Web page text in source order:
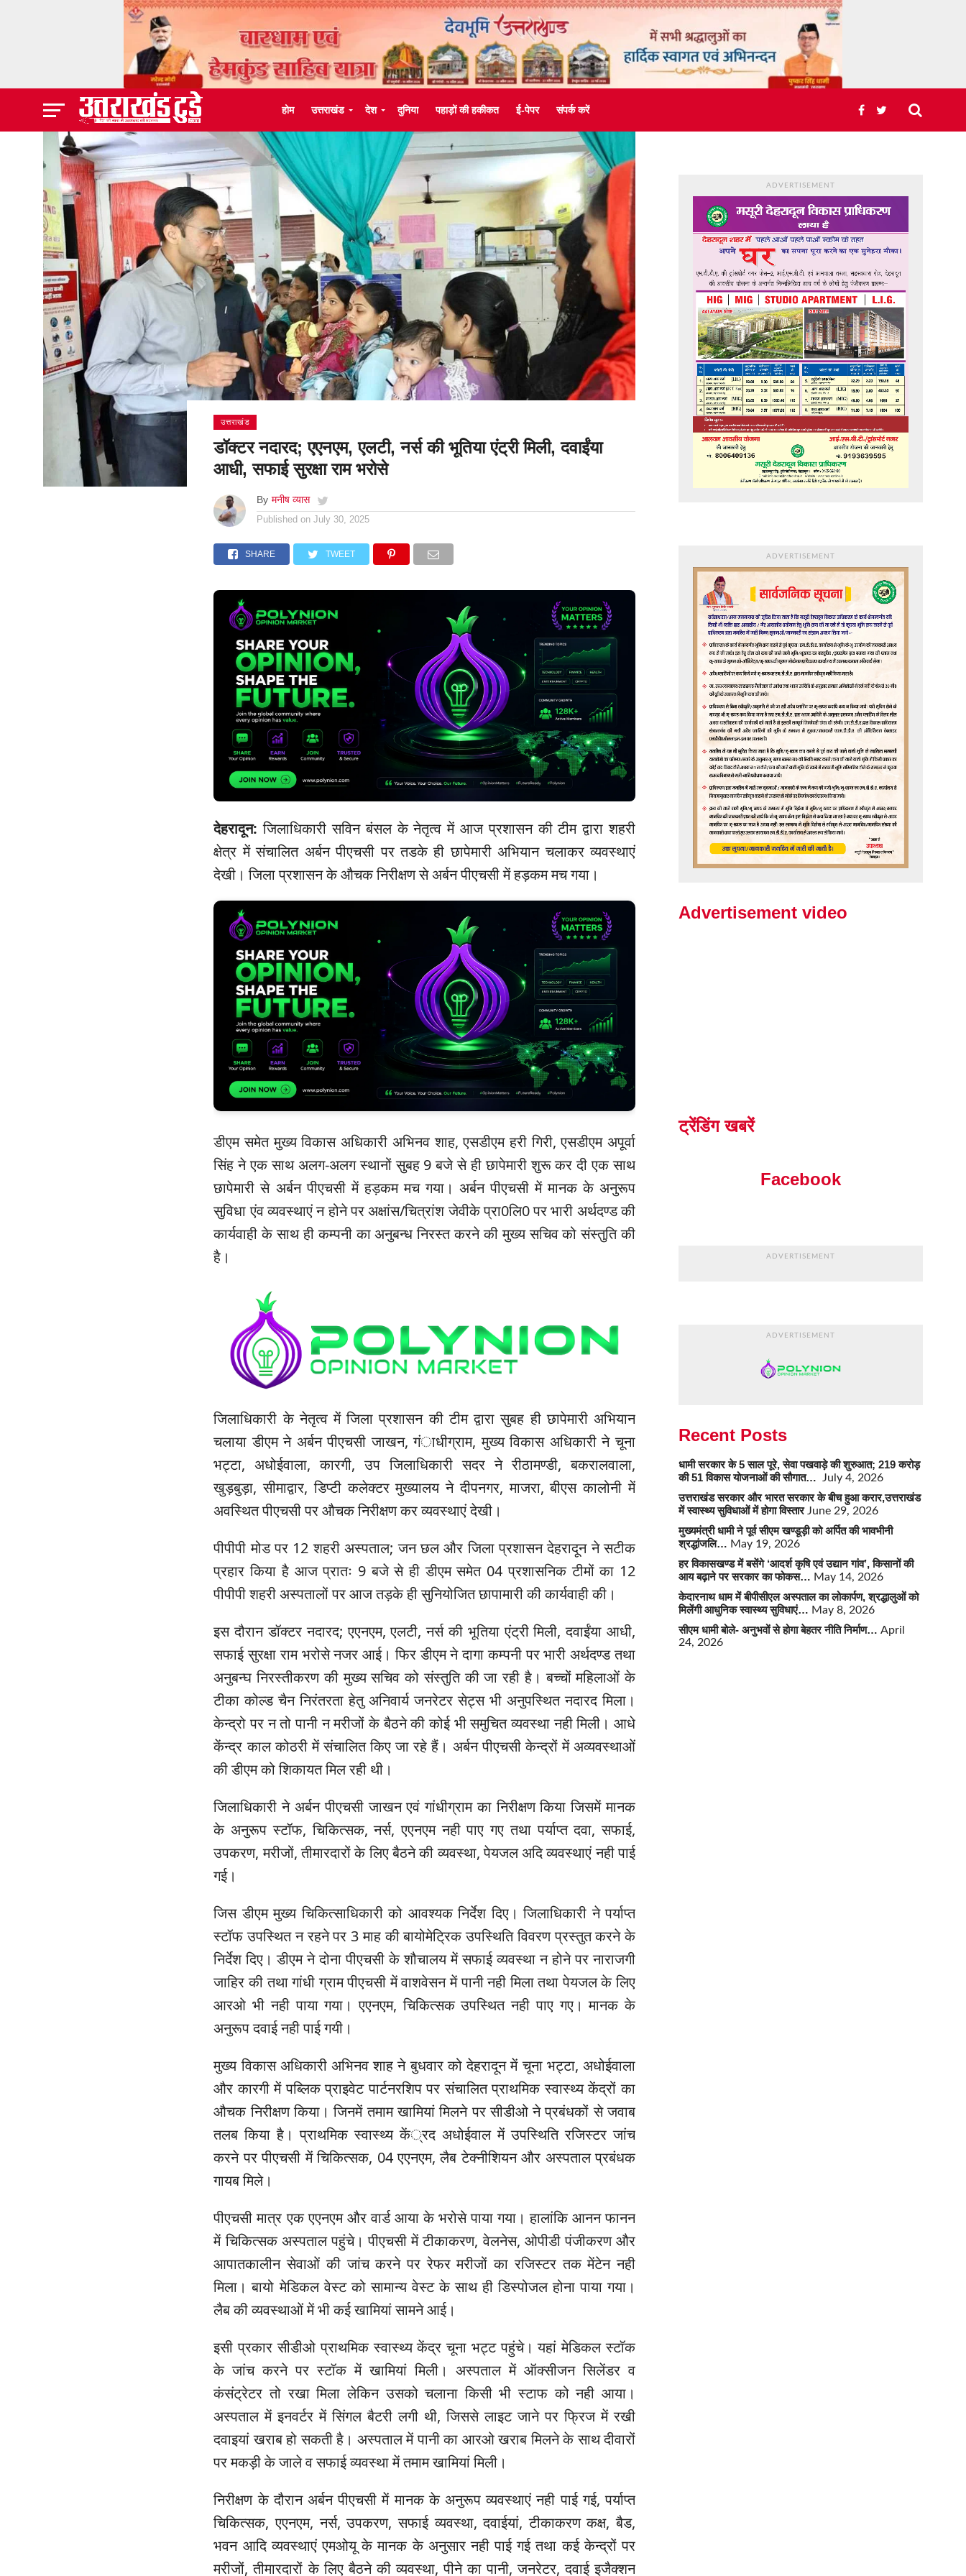
होम उत्तराखंड देश दुनिया पहाड़ों की हकीकत ई-पेपर संपर्क करें
उत्तराखंड
डॉक्टर नदारद; एएनएम, एलटी, नर्स की भूतिया एंट्री मिली, दवाईंया
आधी, सफाई सुरक्षा राम भरोसे
By मनीष व्यास
Published on July 30, 2025
SHARE TWEET
देहरादून: जिलाधिकारी सविन बंसल के नेतृत्व में आज प्रशासन की टीम द्वारा शहरी
क्षेत्र में संचालित अर्बन पीएचसी पर तडके ही छापेमारी अभियान चलाकर व्यवस्थाएं
देखी। जिला प्रशासन के औचक निरीक्षण से अर्बन पीएचसी में हड़कम मच गया।
डीएम समेत मुख्य विकास अधिकारी अभिनव शाह, एसडीएम हरी गिरी, एसडीएम अपूर्वा
सिंह ने एक साथ अलग-अलग स्थानों सुबह 9 बजे से ही छापेमारी शुरू कर दी एक साथ
छापेमारी से अर्बन पीएचसी में हड़कम मच गया। अर्बन पीएचसी में मानक के अनुरूप
सुविधा एंव व्यवस्थाएं न होने पर अक्षांस/चित्रांश जेवीके प्रा0लि0 पर भारी अर्थदण्ड की
कार्यवाही के साथ ही कम्पनी का अनुबन्ध निरस्त करने की मुख्य सचिव को संस्तुति की
है।
जिलाधिकारी के नेतृत्व में जिला प्रशासन की टीम द्वारा सुबह ही छापेमारी अभियान
चलाया डीएम ने अर्बन पीएचसी जाखन, गंाधीग्राम, मुख्य विकास अधिकारी ने चूना
भट्टा, अधोईवाला, कारगी, उप जिलाधिकारी सदर ने रीठामण्डी, बकरालवाला,
खुड़बुड़ा, सीमाद्वार, डिप्टी कलेक्टर मुख्यालय ने दीपनगर, माजरा, बीएस कालोनी में
अवस्थित पीएचसी पर औचक निरीक्षण कर व्यवस्थाएं देखी।
पीपीपी मोड पर 12 शहरी अस्पताल; जन छल और जिला प्रशासन देहरादून ने सटीक
प्रहार किया है आज प्रातः 9 बजे से ही डीएम समेत 04 प्रशासनिक टीमों का 12
पीपीपी शहरी अस्पतालों पर आज तड़के ही सुनियोजित छापामारी की कार्यवाही की।
इस दौरान डॉक्टर नदारद; एएनएम, एलटी, नर्स की भूतिया एंट्री मिली, दवाईंया आधी,
सफाई सुरक्षा राम भरोसे नजर आई। फिर डीएम ने दागा कम्पनी पर भारी अर्थदण्ड तथा
अनुबन्घ निरस्तीकरण की मुख्य सचिव को संस्तुति की जा रही है। बच्चों महिलाओं के
टीका कोल्ड चैन निरंतरता हेतु अनिवार्य जनरेटर सेट्स भी अनुपस्थित नदारद मिला।
केन्द्रो पर न तो पानी न मरीजों के बैठने की कोई भी समुचित व्यवस्था नही मिली। आधे
केंन्द्र काल कोठरी में संचालित किए जा रहे हैं। अर्बन पीएचसी केन्द्रों में अव्यवस्थाओं
की डीएम को शिकायत मिल रही थी।
जिलाधिकारी ने अर्बन पीएचसी जाखन एवं गांधीग्राम का निरीक्षण किया जिसमें मानक
के अनुरूप स्टॉफ, चिकित्सक, नर्स, एएनएम नही पाए गए तथा पर्याप्त दवा, सफाई,
उपकरण, मरीजों, तीमारदारों के लिए बैठने की व्यवस्था, पेयजल अदि व्यवस्थाएं नही पाई
गई।
जिस डीएम मुख्य चिकित्साधिकारी को आवश्यक निर्देश दिए। जिलाधिकारी ने पर्याप्त
स्टॉफ उपस्थित न रहने पर 3 माह की बायोमेट्रिक उपस्थिति विवरण प्रस्तुत करने के
निर्देश दिए। डीएम ने दोना पीएचसी के शौचालय में सफाई व्यवस्था न होने पर नाराजगी
जाहिर की तथा गांधी ग्राम पीएचसी में वाशवेसन में पानी नही मिला तथा पेयजल के लिए
आरओ भी नही पाया गया। एएनएम, चिकित्सक उपस्थित नही पाए गए। मानक के
अनुरूप दवाई नही पाई गयी।
मुख्य विकास अधिकारी अभिनव शाह ने बुधवार को देहरादून में चूना भट्टा, अधोईवाला
और कारगी में पब्लिक प्राइवेट पार्टनरशिप पर संचालित प्राथमिक स्वास्थ्य केंद्रों का
औचक निरीक्षण किया। जिनमें तमाम खामियां मिलने पर सीडीओ ने प्रबंधकों से जवाब
तलब किया है। प्राथमिक स्वास्थ्य कें्रद अधोईवाल में उपस्थिति रजिस्टर जांच
करने पर पीएचसी में चिकित्सक, 04 एएनएम, लैब टेक्नीशियन और अस्पताल प्रबंधक
गायब मिले।
पीएचसी मात्र एक एएनएम और वार्ड आया के भरोसे पाया गया। हालांकि आनन फानन
में चिकित्सक अस्पताल पहुंचे। पीएचसी में टीकाकरण, वेलनेस, ओपीडी पंजीकरण और
आपातकालीन सेवाओं की जांच करने पर रेफर मरीजों का रजिस्टर तक मेंटेन नही
मिला। बायो मेडिकल वेस्ट को सामान्य वेस्ट के साथ ही डिस्पोजल होना पाया गया।
लैब की व्यवस्थाओं में भी कई खामियां सामने आई।
इसी प्रकार सीडीओ प्राथमिक स्वास्थ्य केंद्र चूना भट्ट पहुंचे। यहां मेडिकल स्टॉक
के जांच करने पर स्टॉक में खामियां मिली। अस्पताल में ऑक्सीजन सिलेंडर व
कंसंट्रेटर तो रखा मिला लेकिन उसको चलाना किसी भी स्टाफ को नही आया।
अस्पताल में इनवर्टर में सिंगल बैटरी लगी थी, जिससे लाइट जाने पर फ्रिज में रखी
दवाइयां खराब हो सकती है। अस्पताल में पानी का आरओ खराब मिलने के साथ दीवारों
पर मकड़ी के जाले व सफाई व्यवस्था में तमाम खामियां मिली।
निरीक्षण के दौरान अर्बन पीएचसी में मानक के अनुरूप व्यवस्थाएं नही पाई गई, पर्याप्त
चिकित्सक, एएनएम, नर्स, उपकरण, सफाई व्यवस्था, दवाईयां, टीकाकरण कक्ष, बैड,
भवन आदि व्यवस्थाएं एमओयू के मानक के अनुसार नही पाई गई तथा कई केन्द्रों पर
मरीजों, तीमारदारों के लिए बैठने की व्यवस्था, पीने का पानी, जनरेटर, दवाई इजैक्शन
ADVERTISEMENT
ADVERTISEMENT
Advertisement video
ट्रेंडिंग खबरें
Facebook
ADVERTISEMENT
ADVERTISEMENT
Recent Posts
धामी सरकार के 5 साल पूरे, सेवा पखवाड़े की शुरुआत; 219 करोड़
की 51 विकास योजनाओं की सौगात… July 4, 2026
उत्तराखंड सरकार और भारत सरकार के बीच हुआ करार,उत्तराखंड
में स्वास्थ्य सुविधाओं में होगा विस्तार June 29, 2026
मुख्यमंत्री धामी ने पूर्व सीएम खण्डूड़ी को अर्पित की भावभीनी
श्रद्धांजलि… May 19, 2026
हर विकासखण्ड में बसेंगे ‘आदर्श कृषि एवं उद्यान गांव’, किसानों की
आय बढ़ाने पर सरकार का फोकस… May 14, 2026
केदारनाथ धाम में बीपीसीएल अस्पताल का लोकार्पण, श्रद्धालुओं को
मिलेंगी आधुनिक स्वास्थ्य सुविधाएं… May 8, 2026
सीएम धामी बोले- अनुभवों से होगा बेहतर नीति निर्माण… April
24, 2026